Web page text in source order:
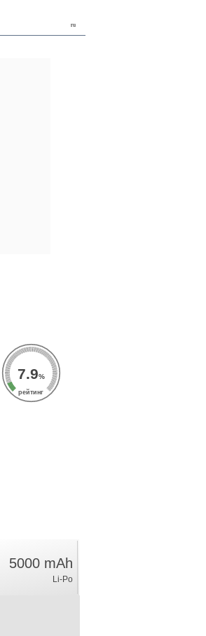
ru
7.9%
рейтинг
5000 mAh
Li-Po